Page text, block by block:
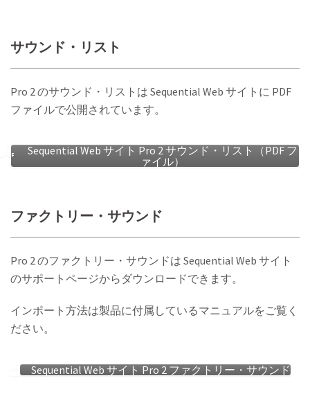
サウンド・リスト
Pro 2 のサウンド・リストは Sequential Web サイトに PDF
ファイルで公開されています。
Sequential Web サイト Pro 2 サウンド・リスト（PDF フ
ァイル）
ファクトリー・サウンド
Pro 2 のファクトリー・サウンドは Sequential Web サイト
のサポートページからダウンロードできます。
インポート方法は製品に付属しているマニュアルをご覧く
ださい。
Sequential Web サイト Pro 2 ファクトリー・サウンド